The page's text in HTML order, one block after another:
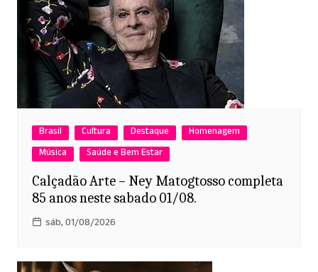
Brasil Cultura Destaque
Homenagem
Música
Saúde e Bem Estar
Calçadão Arte – Ney Matogtosso completa
85 anos neste sabado 01/08.
sáb, 01/08/2026